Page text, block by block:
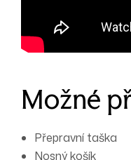
Možné
Přepravní taška
Nosný košík